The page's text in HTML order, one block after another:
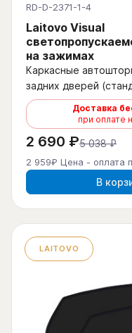
RD-D-2371-1-4
Laitovo Visual
на зажимах
Каркасные
задних дверей
Доставка
при оплате
2 690 ₽5 038 ₽
2 959₽ Цена - оплата
В
LAITOVO